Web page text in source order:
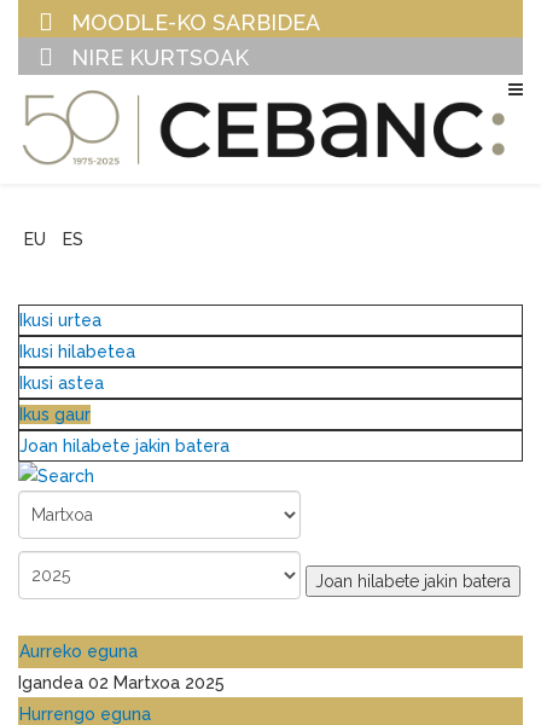
MOODLE-KO SARBIDEA
NIRE KURTSOAK
EU ES
Ikusi urtea
Ikusi hilabetea
Ikusi astea
Ikus gaur
Joan hilabete jakin batera
Joan hilabete jakin batera
Aurreko eguna
Igandea 02 Martxoa 2025
Hurrengo eguna